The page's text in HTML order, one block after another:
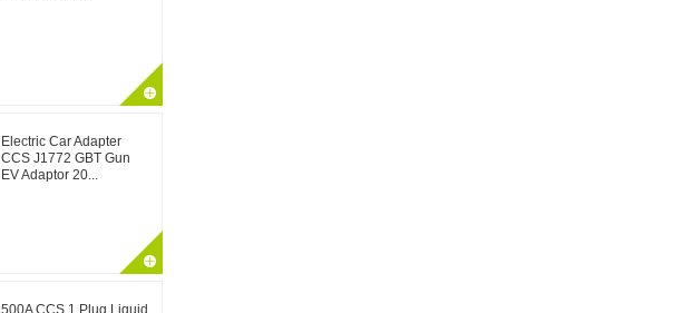
Electric Car Adapter
CCS J1772 GBT Gun
EV Adaptor 20...